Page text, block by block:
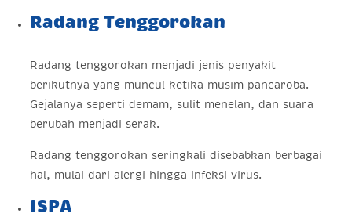
Radang Tenggorokan
Radang tenggorokan menjadi jenis penyakit
berikutnya yang muncul ketika musim pancaroba.
Gejalanya seperti demam, sulit menelan, dan suara
berubah menjadi serak.
Radang tenggorokan seringkali disebabkan berbagai
hal, mulai dari alergi hingga infeksi virus.
ISPA